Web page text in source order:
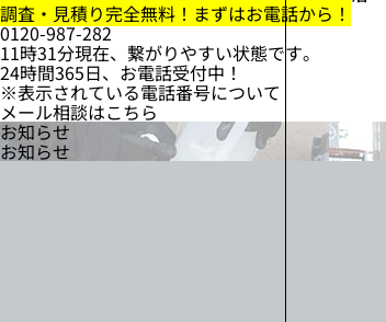
調査・見積り完全無料！まずはお電話から！
0120-987-282
11時31分現在、繋がりやすい状態です。
24時間365日、お電話受付中！
※表示されている電話番号について
メール相談はこちら
お知らせ
お知らせ